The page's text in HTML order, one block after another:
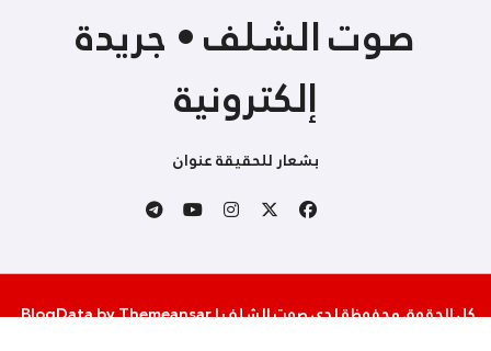
صوت الشلف • جريدة
إلكترونية
بشعار للحقيقة عنوان
كل الحقوق محفوظة لدى صوت الشلف|
BlogDatabyThemeansar
.